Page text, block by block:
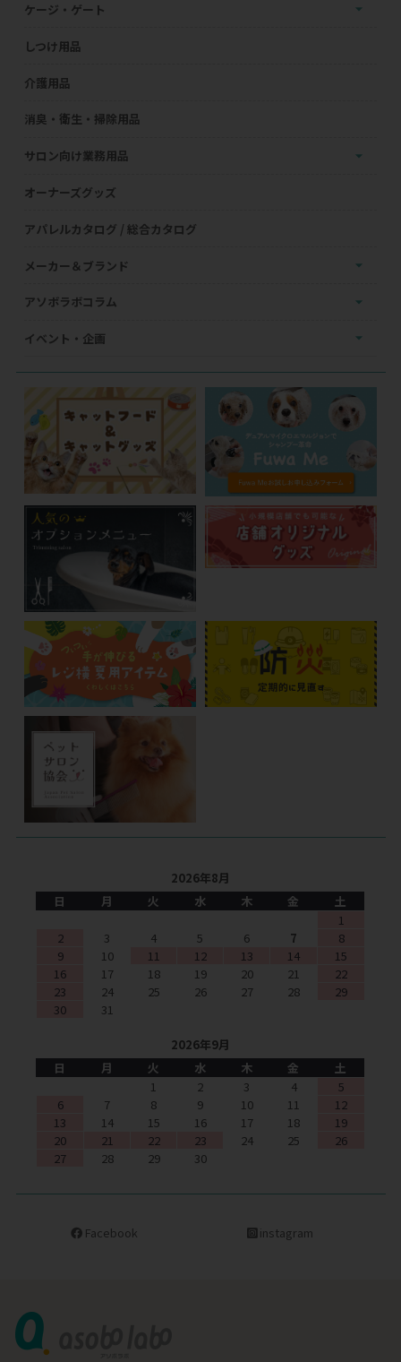
ケージ・ゲート
しつけ用品
介護用品
消臭・衛生・掃除用品
サロン向け業務用品
オーナーズグッズ
アパレルカタログ / 総合カタログ
メーカー＆ブランド
アソボラボコラム
イベント・企画
2026年8月
日
月 火 水 木 金
土
1
2
3 4 5 6 7
8
9
10 11 12 13 14
15
16
17 18 19 20 21
22
23
24 25 26 27 28
29
30
31
2026年9月
日
月 火 水 木 金
土
1
2 3 4
5
6
7 8 9 10 11
12
13
14 15 16 17 18
19
20
21 22 23 24 25
26
27
28 29 30
Facebook instagram